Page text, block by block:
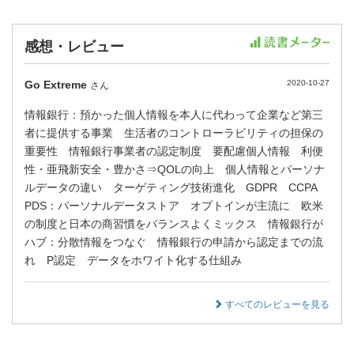
感想・レビュー
Go Extreme さん 2020-10-27
情報銀行：預かった個人情報を本人に代わって企業など第三
者に提供する事業 生活者のコントローラビリティの担保の
重要性 情報銀行事業者の認定制度 要配慮個人情報 利便
性・亜飛新安全・豊かさ⇒QOLの向上 個人情報とパーソナ
ルデータの違い ターゲティング技術進化 GDPR CCPA
PDS：パーソナルデータストア オプトインが主流に 欧米
の制度と日本の商習慣をバランスよくミックス 情報銀行が
ハブ：分散情報をつなぐ 情報銀行の申請から認定までの流
れ P認定 データをホワイト化する仕組み
すべてのレビューを見る